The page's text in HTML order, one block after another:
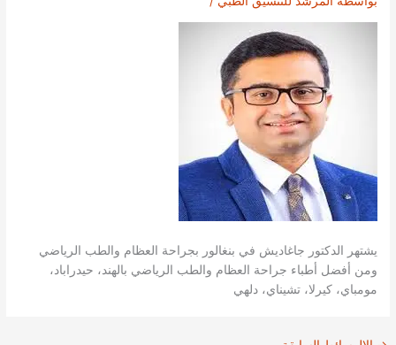
يشتهر الدكتور جاغاديش في بنغالور بجراحة العظام والطب الرياضي
ومن أفضل أطباء جراحة العظام والطب الرياضي بالهند، حيدراباد،
مومباي، كيرلا، تشيناي، دلهي